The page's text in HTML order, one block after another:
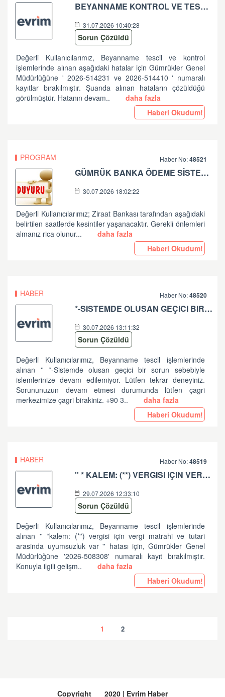
BEYANNAME KONTROL VE TESCİL İŞLEMLERİNDE ALINAN HATALAR HK
31.07.2026 10:40:28
Sorun Çözüldü
Değerli Kullanıcılarımız, Beyanname tescil ve kontrol
işlemlerinde alınan aşağıdaki hatalar için Gümrükler Genel
Müdürlüğüne ' 2026-514231 ve 2026-514410 ' numaralı
kayıtlar bırakılmıştır. Şuanda alınan hataların çözüldüğü
görülmüştür. Hatanın devam..
daha fazla
Haberi Okudum!
PROGRAM Haber No:48521
GÜMRÜK BANKA ÖDEME SİSTEMLERİ ZİRAAT BANKASI PLANLI ÇALIŞMA HK
30.07.2026 18:02:22
Değerli Kullanıcılarımız; Ziraat Bankası tarafından aşağıdaki
belirtilen saatlerde kesintiler yaşanacaktır. Gerekli önlemleri
almanız rica olunur...
daha fazla
Haberi Okudum!
HABER Haber No:48520
*-SISTEMDE OLUSAN GEÇICI BIR SORUN SEBEBIYLE ISLEMLERINIZE DEVAM EDILEMIYOR. LÜTFEN TEKRAR DENEYINIZ. SORUNUNUZUN DEVAM ETMESI DURUMUNDA LÜTFEN ÇAGRI MERKEZIMIZE ÇAGRI BIRAKINIZ. +90 312 444 84 82 '' HATASI HK
30.07.2026 13:11:32
Sorun Çözüldü
Değerli Kullanıcılarımız, Beyanname tescil işlemlerinde
alınan '' *-Sistemde olusan geçici bir sorun sebebiyle
islemlerinize devam edilemiyor. Lütfen tekrar deneyiniz.
Sorununuzun devam etmesi durumunda lütfen çagri
merkezimize çagri birakiniz. +90 3..
daha fazla
Haberi Okudum!
HABER Haber No:48519
'' * KALEM: (**) VERGISI IÇIN VERGI MATRAHI VE TUTARI ARASINDA UYUMSUZLUK VAR '' HATASI HK
29.07.2026 12:33:10
Sorun Çözüldü
Değerli Kullanıcılarımız, Beyanname tescil işlemlerinde
alınan '' *kalem: (**) vergisi için vergi matrahi ve tutari
arasinda uyumsuzluk var '' hatası için, Gümrükler Genel
Müdürlüğüne '2026-508308' numaralı kayıt bırakılmıştır.
Konuyla ilgili gelişm..
daha fazla
Haberi Okudum!
1 2
Copyright 2020 | Evrim Haber